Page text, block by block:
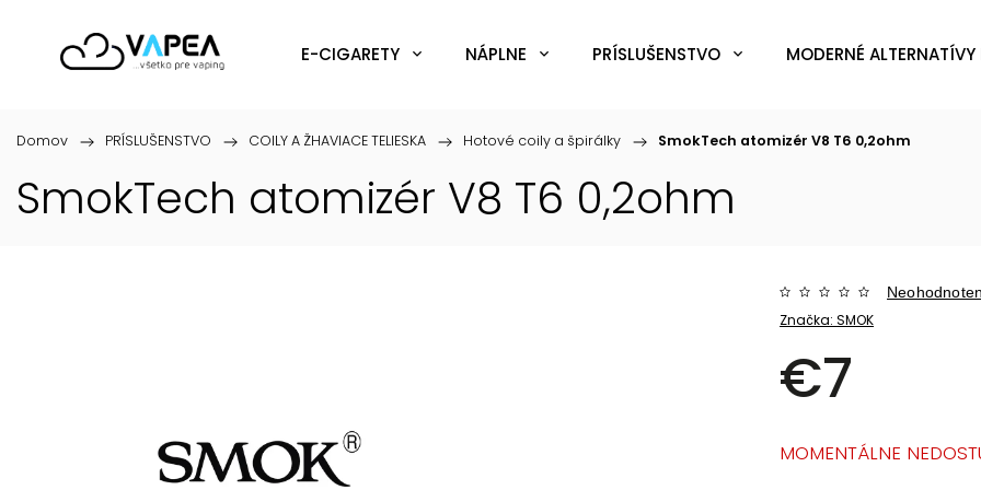
E-CIGARETY NÁPLNE PRÍSLUŠENSTVO MODERNÉ ALTERNATÍVY
Domov / PRÍSLUŠENSTVO / COILY A ŽHAVIACE TELIESKA / Hotové coily a špirálky / SmokTech atomizér V8 T6 0,2ohm
SmokTech atomizér V8 T6 0,2ohm
Značka:SMOK
€7
MOMENTÁLNE